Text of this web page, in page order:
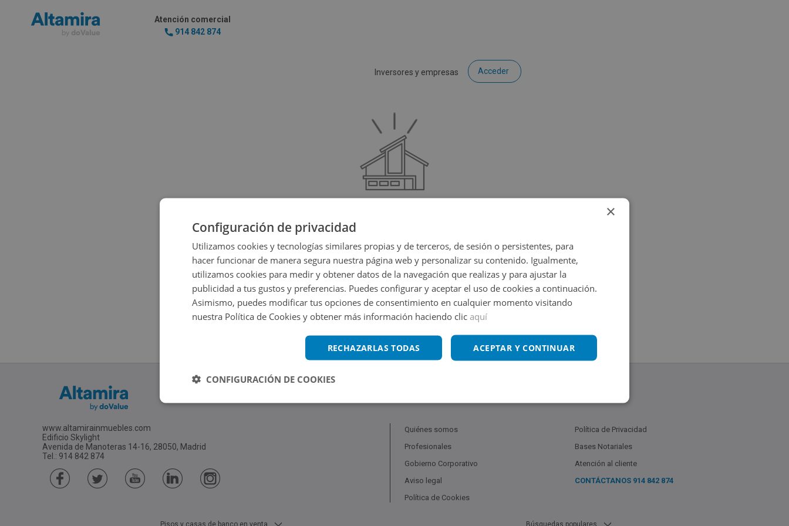
Atención comercial
914 842 874
Inversores y empresas Acceder
Vaya, parece que el inmueble que estás buscando ya no está disponible, pero tenemos
muchas más opciones...
www.altamirainmuebles.com
Edificio Skylight
Avenida de Manoteras 14-16, 28050, Madrid
Tel.: 914 842 874
Quiénes somos
Profesionales
Gobierno Corporativo
Aviso legal
Política de Cookies
Política de Privacidad
Bases Notariales
Atención al cliente
CONTÁCTANOS 914 842 874
Pisos y casas de banco en venta Búsquedas populares
×
Configuración de privacidad
Utilizamos cookies y tecnologías similares propias y de terceros, de sesión o persistentes, para
hacer funcionar de manera segura nuestra página web y personalizar su contenido. Igualmente,
utilizamos cookies para medir y obtener datos de la navegación que realizas y para ajustar la
publicidad a tus gustos y preferencias. Puedes configurar y aceptar el uso de cookies a continuación.
Asimismo, puedes modificar tus opciones de consentimiento en cualquier momento visitando
nuestra Política de Cookies y obtener más información haciendo clic aquí
ACEPTAR Y CONTINUAR
RECHAZARLAS TODAS
CONFIGURACIÓN DE COOKIES